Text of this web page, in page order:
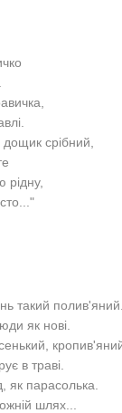
срібний,
рідну,
такий
як нові.
в траві.
як парасолька.
шлях...